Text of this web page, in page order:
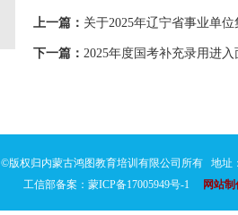
上一篇： 关于2025年辽宁省事业单
下一篇： 2025年度国考补充录用进
©版权归内蒙古鸿图教育培训有限公司所有 地址
工信部备案：蒙ICP备17005949号-1
网站